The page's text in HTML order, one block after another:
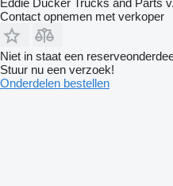
Eddie Ducker Trucks and Parts
Contact opnemen met verkoper
Niet in staat een
Stuur nu een verzoek!
Onderdelen bestellen